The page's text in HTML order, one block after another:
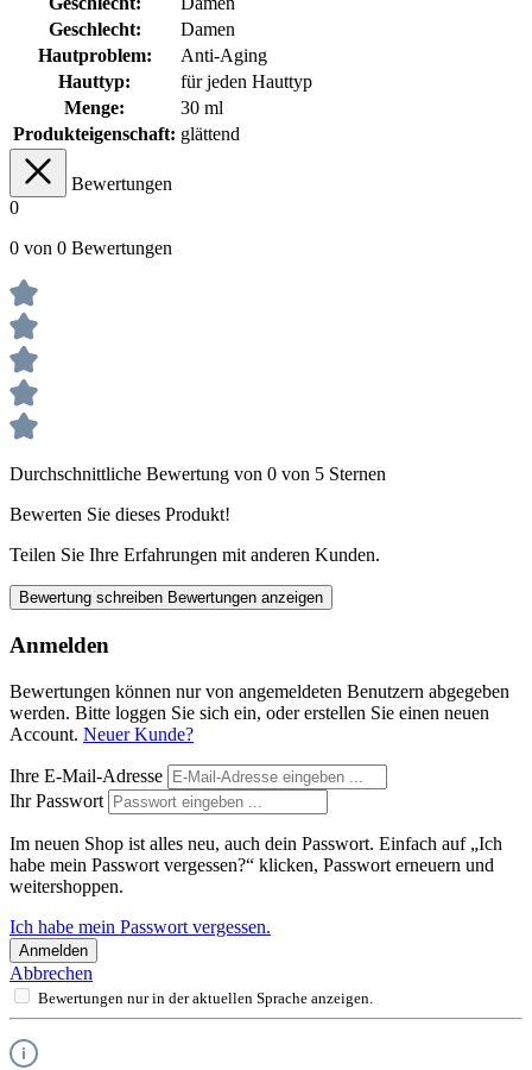
Geschlecht:
Damen
Hautproblem:
Anti-Aging
Hauttyp:
für jeden Hauttyp
Menge:
30 ml
Produkteigenschaft: glättend
Bewertungen
0
0 von 0 Bewertungen
Durchschnittliche Bewertung von 0 von 5 Sternen
Bewerten Sie dieses Produkt!
Teilen Sie Ihre Erfahrungen mit anderen Kunden.
Bewertung schreiben Bewertungen anzeigen
Anmelden
Bewertungen können nur von angemeldeten Benutzern abgegeben
werden. Bitte loggen Sie sich ein, oder erstellen Sie einen neuen
Account. Neuer Kunde?
Ihre E-Mail-Adresse
Ihr Passwort
Im neuen Shop ist alles neu, auch dein Passwort. Einfach auf „Ich
habe mein Passwort vergessen?“ klicken, Passwort erneuern und
weitershoppen.
Ich habe mein Passwort vergessen.
Anmelden
Abbrechen
Bewertungen nur in der aktuellen Sprache anzeigen.